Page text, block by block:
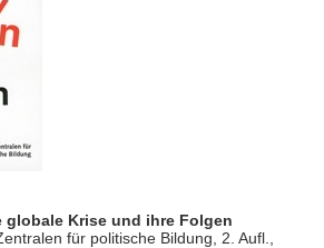
globale Krise und ihre Folgen
für politische Bildung, 2. Aufl.,